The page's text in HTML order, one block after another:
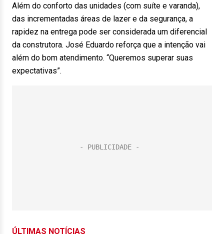
Além do conforto das unidades (com suíte e varanda),
das incrementadas áreas de lazer e da segurança, a
rapidez na entrega pode ser considerada um diferencial
da construtora. José Eduardo reforça que a intenção vai
além do bom atendimento. “Queremos superar suas
expectativas”.